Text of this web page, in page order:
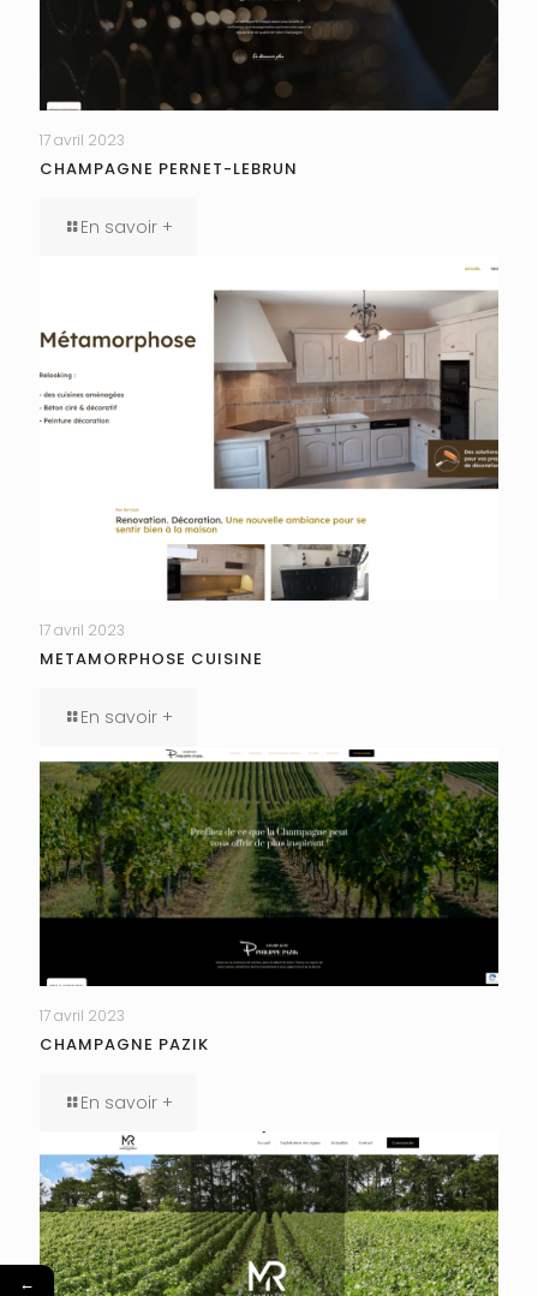
17 avril 2023
CHAMPAGNE PERNET-LEBRUN
En savoir +
17 avril 2023
METAMORPHOSE CUISINE
En savoir +
17 avril 2023
CHAMPAGNE PAZIK
En savoir +
←